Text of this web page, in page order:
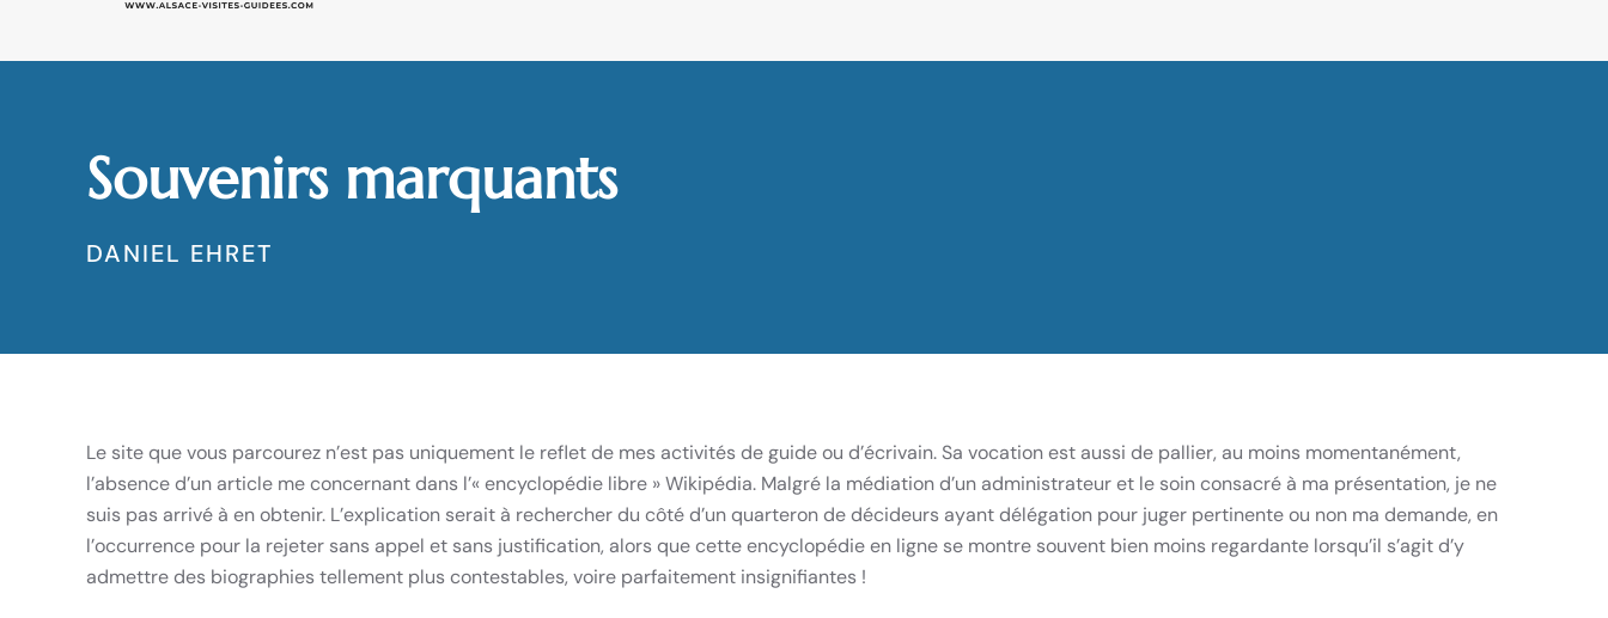
Souvenirs marquants
DANIEL EHRET
Le site que vous parcourez n’est pas uniquement le reflet de mes activités de guide ou d’écrivain. Sa vocation est aussi de pallier, au moins momentanément,
l’absence d’un article me concernant dans l’« encyclopédie libre » Wikipédia. Malgré la médiation d’un administrateur et le soin consacré à ma présentation, je ne
suis pas arrivé à en obtenir. L’explication serait à rechercher du côté d’un quarteron de décideurs ayant délégation pour juger pertinente ou non ma demande, en
l’occurrence pour la rejeter sans appel et sans justification, alors que cette encyclopédie en ligne se montre souvent bien moins regardante lorsqu’il s’agit d’y
admettre des biographies tellement plus contestables, voire parfaitement insignifiantes !